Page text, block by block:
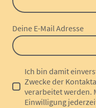
Deine E-Mail Adresse
Ich bin damit
Zwecke der
verarbeitet werden.
Einwilligung